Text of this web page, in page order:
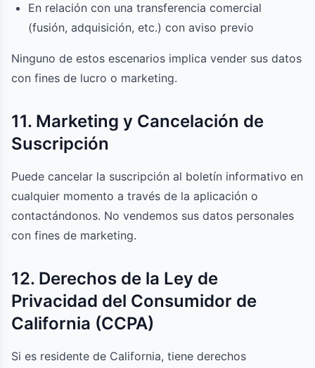
En relación con una transferencia comercial
(fusión, adquisición, etc.) con aviso previo
Ninguno de estos escenarios implica vender sus datos
con fines de lucro o marketing.
11. Marketing y Cancelación de
Suscripción
Puede cancelar la suscripción al boletín informativo en
cualquier momento a través de la aplicación o
contactándonos. No vendemos sus datos personales
con fines de marketing.
12. Derechos de la Ley de
Privacidad del Consumidor de
California (CCPA)
Si es residente de California, tiene derechos